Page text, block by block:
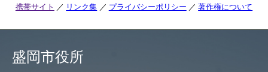
携帯サイト リンク集 プライバシーポリシー 著作権について
盛岡市役所